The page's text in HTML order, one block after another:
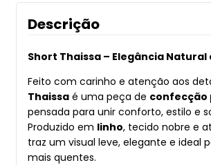
Descrição
Short Thaissa – Elegância Natural
Feito com carinho e atenção aos
Thaissa é uma peça de confecção
pensada para unir conforto, estilo e
Produzido em linho, tecido nobre e
traz um visual leve, elegante e ideal
mais quentes.